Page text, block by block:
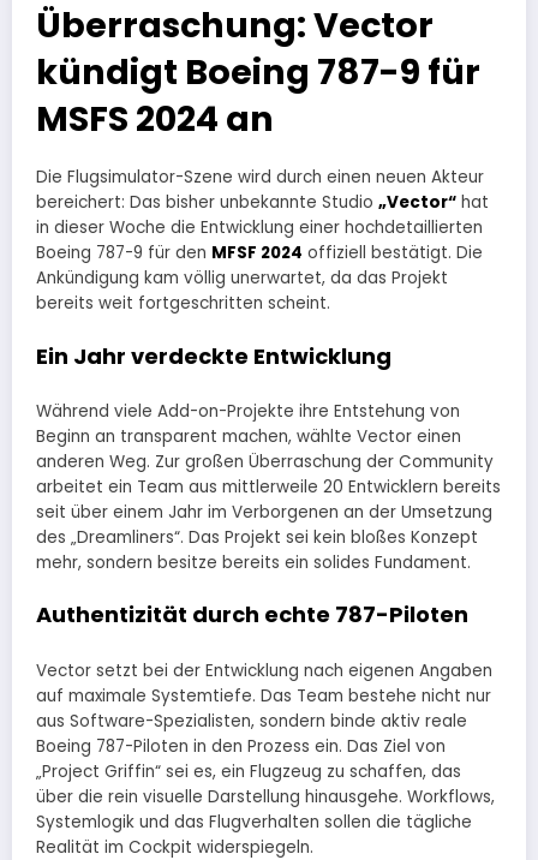
Überraschung: Vector
kündigt Boeing 787-9 für
MSFS 2024 an
Die Flugsimulator-Szene wird durch einen neuen Akteur
bereichert: Das bisher unbekannte Studio „Vector“ hat
in dieser Woche die Entwicklung einer hochdetaillierten
Boeing 787-9 für den MFSF 2024 offiziell bestätigt. Die
Ankündigung kam völlig unerwartet, da das Projekt
bereits weit fortgeschritten scheint.
Ein Jahr verdeckte Entwicklung
Während viele Add-on-Projekte ihre Entstehung von
Beginn an transparent machen, wählte Vector einen
anderen Weg. Zur großen Überraschung der Community
arbeitet ein Team aus mittlerweile 20 Entwicklern bereits
seit über einem Jahr im Verborgenen an der Umsetzung
des „Dreamliners“. Das Projekt sei kein bloßes Konzept
mehr, sondern besitze bereits ein solides Fundament.
Authentizität durch echte 787-Piloten
Vector setzt bei der Entwicklung nach eigenen Angaben
auf maximale Systemtiefe. Das Team bestehe nicht nur
aus Software-Spezialisten, sondern binde aktiv reale
Boeing 787-Piloten in den Prozess ein. Das Ziel von
„Project Griffin“ sei es, ein Flugzeug zu schaffen, das
über die rein visuelle Darstellung hinausgehe. Workflows,
Systemlogik und das Flugverhalten sollen die tägliche
Realität im Cockpit widerspiegeln.